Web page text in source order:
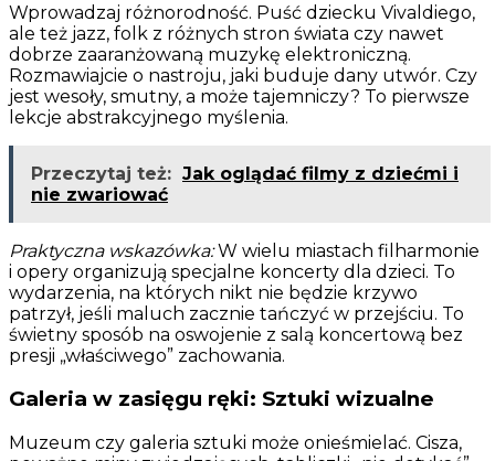
Wprowadzaj różnorodność. Puść dziecku Vivaldiego,
ale też jazz, folk z różnych stron świata czy nawet
dobrze zaaranżowaną muzykę elektroniczną.
Rozmawiajcie o nastroju, jaki buduje dany utwór. Czy
jest wesoły, smutny, a może tajemniczy? To pierwsze
lekcje abstrakcyjnego myślenia.
Przeczytaj też: Jak oglądać filmy z dziećmi i
nie zwariować
Praktyczna wskazówka:W wielu miastach filharmonie
i opery organizują specjalne koncerty dla dzieci. To
wydarzenia, na których nikt nie będzie krzywo
patrzył, jeśli maluch zacznie tańczyć w przejściu. To
świetny sposób na oswojenie z salą koncertową bez
presji „właściwego” zachowania.
Galeria w zasięgu ręki: Sztuki wizualne
Muzeum czy galeria sztuki może onieśmielać. Cisza,